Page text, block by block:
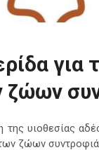
για
ζώων
της υιοθεσίας
ζώων